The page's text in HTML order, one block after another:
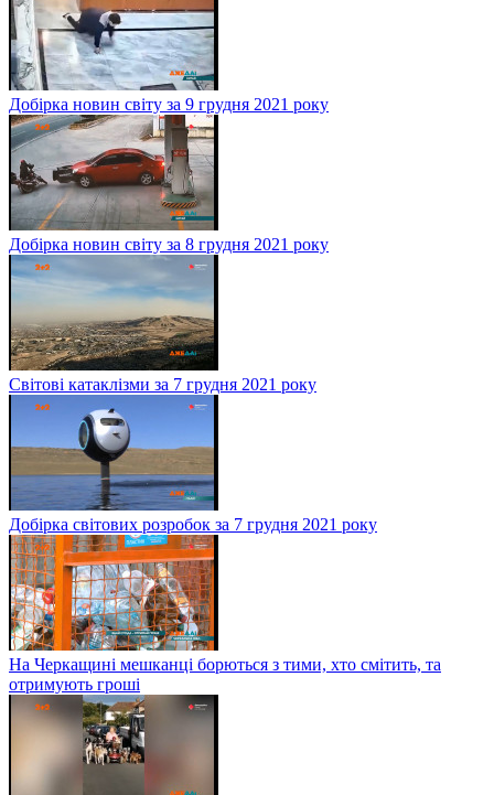
Добірка новин світу за 9 грудня 2021 року
Добірка новин світу за 8 грудня 2021 року
Світові катаклізми за 7 грудня 2021 року
Добірка світових розробок за 7 грудня 2021 року
На Черкащині мешканці борються з тими, хто смітить, та
отримують гроші